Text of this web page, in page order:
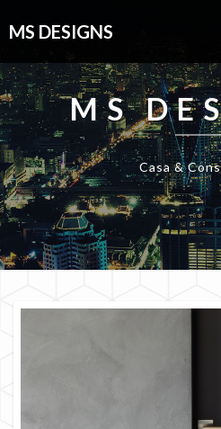
MS DESIGNS
MS
Casa &